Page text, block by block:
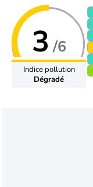
3 /6
Indice pollution
Dégradé